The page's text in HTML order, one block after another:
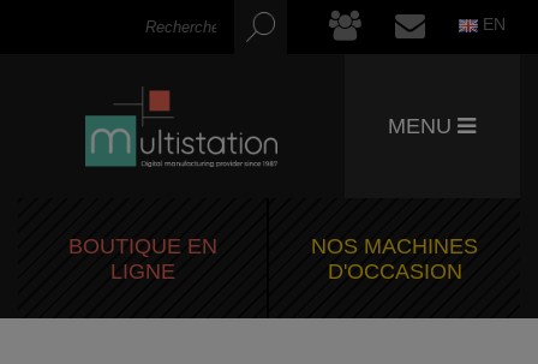
EN
MENU
BOUTIQUE EN
LIGNE
NOS MACHINES
D'OCCASION